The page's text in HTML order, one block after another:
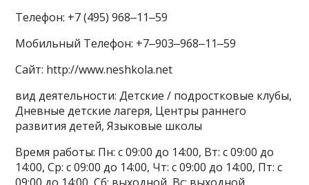
Телефон: +7 (495) 968‒11‒59
Мобильный Телефон: +7‒903‒968‒11‒59
Сайт: http://www.neshkola.net
вид деятельности: Детские / подростковые клубы,
Дневные детские лагеря, Центры раннего
развития детей, Языковые школы
Время работы: Пн: с 09:00 до 14:00, Вт: с 09:00 до
14:00, Ср: с 09:00 до 14:00, Чт: с 09:00 до 14:00, Пт: с